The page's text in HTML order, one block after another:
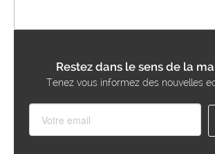
Restez dans le sens de la
Tenez vous informez des nouvelles